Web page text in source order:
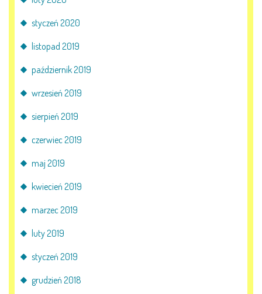
styczeń 2020
listopad 2019
październik 2019
wrzesień 2019
sierpień 2019
czerwiec 2019
maj 2019
kwiecień 2019
marzec 2019
luty 2019
styczeń 2019
grudzień 2018